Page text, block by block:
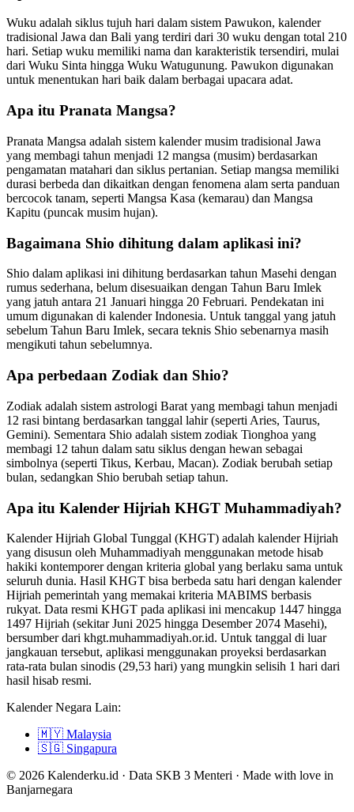
Wuku adalah siklus tujuh hari dalam sistem Pawukon, kalender
tradisional Jawa dan Bali yang terdiri dari 30 wuku dengan total 210
hari. Setiap wuku memiliki nama dan karakteristik tersendiri, mulai
dari Wuku Sinta hingga Wuku Watugunung. Pawukon digunakan
untuk menentukan hari baik dalam berbagai upacara adat.
Apa itu Pranata Mangsa?
Pranata Mangsa adalah sistem kalender musim tradisional Jawa
yang membagi tahun menjadi 12 mangsa (musim) berdasarkan
pengamatan matahari dan siklus pertanian. Setiap mangsa memiliki
durasi berbeda dan dikaitkan dengan fenomena alam serta panduan
bercocok tanam, seperti Mangsa Kasa (kemarau) dan Mangsa
Kapitu (puncak musim hujan).
Bagaimana Shio dihitung dalam aplikasi ini?
Shio dalam aplikasi ini dihitung berdasarkan tahun Masehi dengan
rumus sederhana, belum disesuaikan dengan Tahun Baru Imlek
yang jatuh antara 21 Januari hingga 20 Februari. Pendekatan ini
umum digunakan di kalender Indonesia. Untuk tanggal yang jatuh
sebelum Tahun Baru Imlek, secara teknis Shio sebenarnya masih
mengikuti tahun sebelumnya.
Apa perbedaan Zodiak dan Shio?
Zodiak adalah sistem astrologi Barat yang membagi tahun menjadi
12 rasi bintang berdasarkan tanggal lahir (seperti Aries, Taurus,
Gemini). Sementara Shio adalah sistem zodiak Tionghoa yang
membagi 12 tahun dalam satu siklus dengan hewan sebagai
simbolnya (seperti Tikus, Kerbau, Macan). Zodiak berubah setiap
bulan, sedangkan Shio berubah setiap tahun.
Apa itu Kalender Hijriah KHGT Muhammadiyah?
Kalender Hijriah Global Tunggal (KHGT) adalah kalender Hijriah
yang disusun oleh Muhammadiyah menggunakan metode hisab
hakiki kontemporer dengan kriteria global yang berlaku sama untuk
seluruh dunia. Hasil KHGT bisa berbeda satu hari dengan kalender
Hijriah pemerintah yang memakai kriteria MABIMS berbasis
rukyat. Data resmi KHGT pada aplikasi ini mencakup 1447 hingga
1497 Hijriah (sekitar Juni 2025 hingga Desember 2074 Masehi),
bersumber dari khgt.muhammadiyah.or.id. Untuk tanggal di luar
jangkauan tersebut, aplikasi menggunakan proyeksi berdasarkan
rata-rata bulan sinodis (29,53 hari) yang mungkin selisih 1 hari dari
hasil hisab resmi.
Kalender Negara Lain:
🇲🇾 Malaysia
🇸🇬 Singapura
© 2026 Kalenderku.id · Data SKB 3 Menteri · Made with love in
Banjarnegara